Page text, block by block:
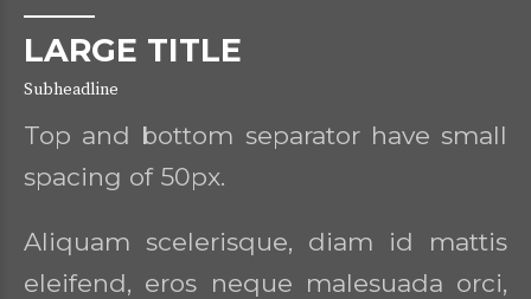
LARGE TITLE
Subheadline
Top and bottom separator have small
spacing of 50px.
Aliquam scelerisque, diam id mattis
eleifend, eros neque malesuada orci,